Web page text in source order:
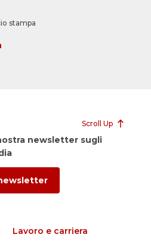
stampa
Scroll Up
newsletter sugli
Lavoro e carriera